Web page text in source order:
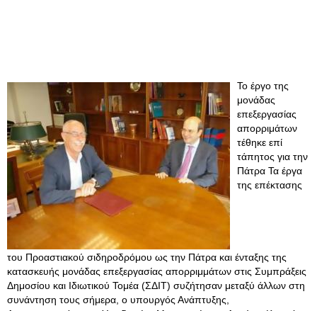
Το έργο της
μονάδας
επεξεργασίας
απορριμάτων
τέθηκε επί
τάπητος για την
Πάτρα Τα έργα
της επέκτασης
του Προαστιακού σιδηροδρόμου ως την Πάτρα και ένταξης της
κατασκευής μονάδας επεξεργασίας απορριμμάτων στις Συμπράξεις
Δημοσίου και Ιδιωτικού Τομέα (ΣΔΙΤ) συζήτησαν μεταξύ άλλων στη
συνάντηση τους σήμερα, ο υπουργός Ανάπτυξης,